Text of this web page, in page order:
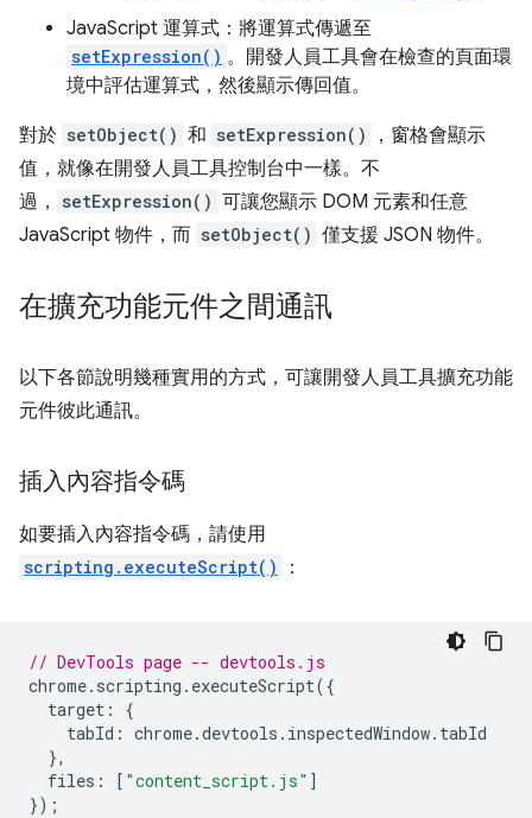
JavaScript 運算式：將運算式傳遞至
setExpression() 。開發人員工具會在檢查的頁面環
境中評估運算式，然後顯示傳回值。
對於 setObject() 和 setExpression()
，窗格會顯示
值，就像在開發人員工具控制台中一樣。不
過，
setExpression() 可讓您顯示 DOM 元素和任意
JavaScript 物件，而 setObject() 僅支援 JSON 物件。
在擴充功能元件之間通訊
以下各節說明幾種實用的方式，可讓開發人員工具擴充功能
元件彼此通訊。
插入內容指令碼
如要插入內容指令碼，請使用
scripting.executeScript() ：
// DevTools page -- devtools.js
chrome. scripting . executeScript({
target :
{
tabId : chrome.devtools . inspectedWindow. tabId
},
files : [ "content_script.js" ]
});